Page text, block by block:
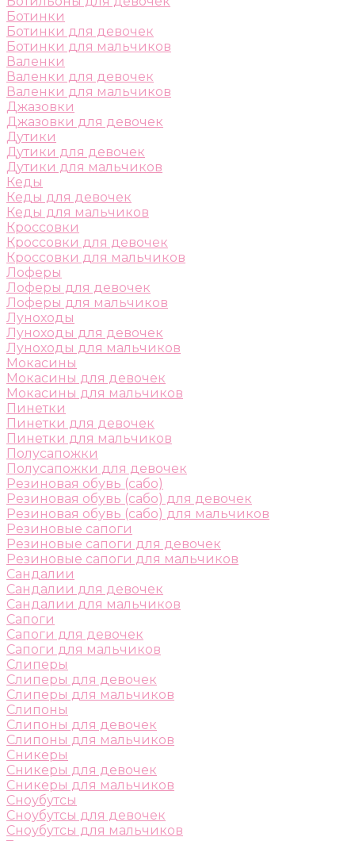
Ботинки
Ботинки для девочек
Ботинки для мальчиков
Валенки
Валенки для девочек
Валенки для мальчиков
Джазовки
Джазовки для девочек
Дутики
Дутики для девочек
Дутики для мальчиков
Кеды
Кеды для девочек
Кеды для мальчиков
Кроссовки
Кроссовки для девочек
Кроссовки для мальчиков
Лоферы
Лоферы для девочек
Лоферы для мальчиков
Луноходы
Луноходы для девочек
Луноходы для мальчиков
Мокасины
Мокасины для девочек
Мокасины для мальчиков
Пинетки
Пинетки для девочек
Пинетки для мальчиков
Полусапожки
Полусапожки для девочек
Резиновая обувь (сабо)
Резиновая обувь (сабо) для девочек
Резиновая обувь (сабо) для мальчиков
Резиновые сапоги
Резиновые сапоги для девочек
Резиновые сапоги для мальчиков
Сандалии
Сандалии для девочек
Сандалии для мальчиков
Сапоги
Сапоги для девочек
Сапоги для мальчиков
Слиперы
Слиперы для девочек
Слиперы для мальчиков
Слипоны
Слипоны для девочек
Слипоны для мальчиков
Сникеры
Сникеры для девочек
Сникеры для мальчиков
Сноубутсы
Сноубутсы для девочек
Сноубутсы для мальчиков